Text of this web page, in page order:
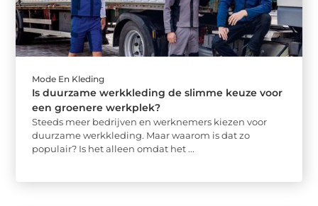
Mode En Kleding
Is duurzame werkkleding de slimme keuze voor
een groenere werkplek?
Steeds meer bedrijven en werknemers kiezen voor
duurzame werkkleding. Maar waarom is dat zo
populair? Is het alleen omdat het ...